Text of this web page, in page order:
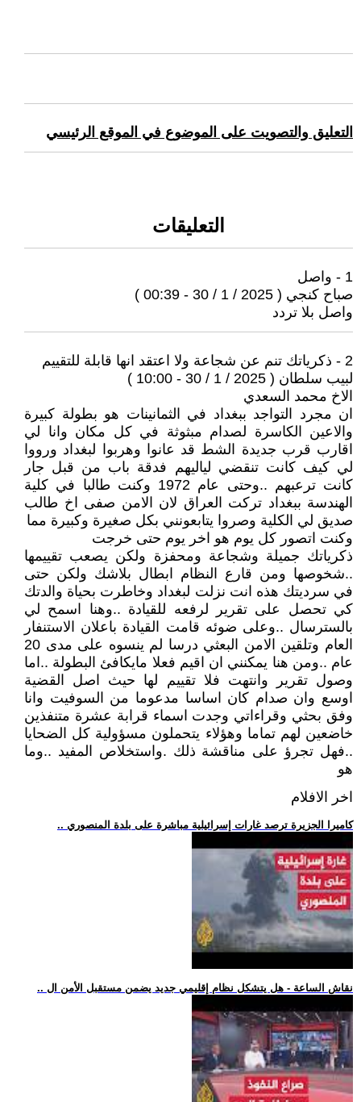
التعليق والتصويت على الموضوع في الموقع الرئيسي
التعليقات
1 - واصل
صباح كنجي ( 2025 / 1 / 30 - 00:39 )
واصل بلا تردد
2 - ‏ذكرياتك تنم عن شجاعة ولا اعتقد انها قابلة للتقييم
لبيب سلطان ( 2025 / 1 / 30 - 10:00 )
الاخ محمد السعدي
ان مجرد التواجد ببغداد في الثمانينات هو بطولة كبيرة
والاعين الكاسرة لصدام مبثوثة في كل مكان وانا لي
اقارب قرب جديدة الشط قد عانوا وهربوا لبغداد ورووا
لي كيف كانت تنقضي لياليهم فدقة باب من قبل جار
كانت ترعبهم ..وحتى عام 1972 وكنت طالبا في كلية
الهندسة ببغداد تركت العراق لان الامن صفى اخ طالب
صديق لي الكلية وصروا يتابعونني بكل صغيرة وكبيرة مما
وكنت اتصور كل يوم هو اخر يوم حتى خرجت
ذكرياتك جميلة وشجاعة ومحفزة ولكن يصعب تقييمها
..شخوصها ومن قارع النظام ابطال بلاشك ولكن حتى
في سرديتك هذه انت نزلت لبغداد وخاطرت بحياة والدتك
كي تحصل على تقرير لرفعه للقيادة ..وهنا اسمح لي
بالسترسال ..وعلى ضوئه قامت القيادة باعلان الاستنفار
العام وتلقين الامن البعثي درسا لم ينسوه على مدى 20
عام ..ومن هنا يمكنني ان اقيم فعلا مايكافئ البطولة ..اما
وصول تقرير وانتهت فلا تقييم لها حيث اصل القضية
اوسع وان صدام كان اساسا مدعوما من السوفيت وانا
وفق بحثي وقراءاتي وجدت اسماء قرابة عشرة متنفذين
خاضعين لهم تماما وهؤلاء يتحملون مسؤولية كل الضحايا
..فهل تجرؤ على مناقشة ذلك .واستخلاص المفيد ..وما
هو
اخر الافلام
.. كاميرا الجزيرة ترصد غارات إسرائيلية مباشرة على بلدة المنصوري
.. نقاش الساعة - هل يتشكل نظام إقليمي جديد يضمن مستقبل الأمن ال